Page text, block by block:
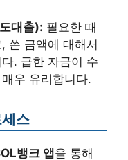
대출): 필요한 때
쓴 금액에 대해서
. 급한 자금이 수
우 유리합니다.
스
뱅크 앱을 통해